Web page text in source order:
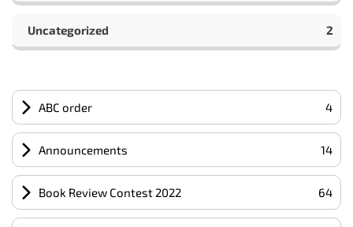
Uncategorized 2
ABC order 4
Announcements 14
Book Review Contest 2022 64